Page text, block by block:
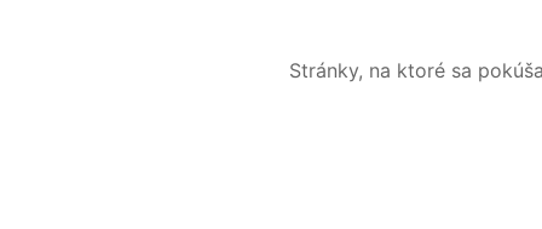
Stránky, na ktoré sa